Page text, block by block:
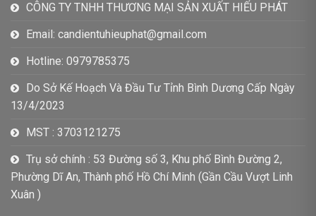
CÔNG TY TNHH THƯƠNG MẠI SẢN XUẤT HIẾU PHÁT
Email: candientuhieuphat@gmail.com
Hotline: 0979785375
Do Sở Kế Hoạch Và Đầu Tư Tỉnh Bình Dương Cấp Ngày
13/4/2023
MST : 3703121275
Trụ sở chính : 53 Đường số 3, Khu phố Bình Đường 2,
Phường Dĩ An, Thành phố Hồ Chí Minh (Gần Cầu Vượt Linh
Xuân )